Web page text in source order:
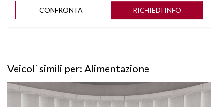
CONFRONTA
RICHIEDI INFO
Veicoli simili per: Alimentazione
Vedi dettagli